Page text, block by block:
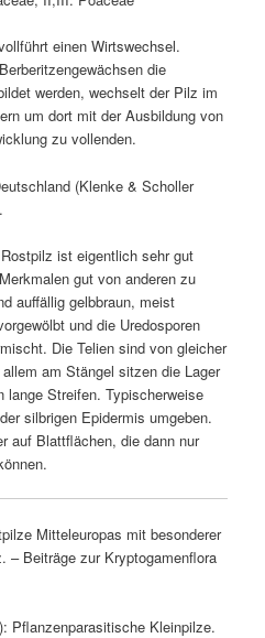
einen Wirtswechsel.
die
werden, wechselt der Pilz im
um dort mit der Ausbildung von
zu vollenden.
(Klenke & Scholler
ist eigentlich sehr gut
gut von anderen zu
auffällig gelbbraun, meist
und die Uredosporen
Die Telien sind von gleicher
am Stängel sitzen die Lager
Streifen. Typischerweise
silbrigen Epidermis umgeben.
auf Blattflächen, die dann nur
Mitteleuropas mit besonderer
– Beiträge zur Kryptogamenflora
Pflanzenparasitische Kleinpilze.